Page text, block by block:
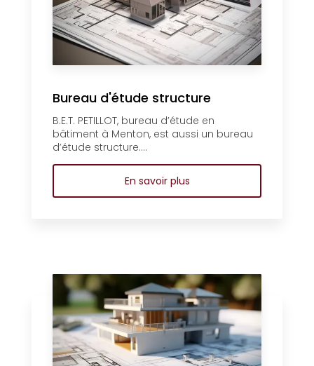
Bureau d'étude structure
B.E.T. PETILLOT, bureau d’étude en
bâtiment à Menton, est aussi un bureau
d’étude structure....
En savoir plus